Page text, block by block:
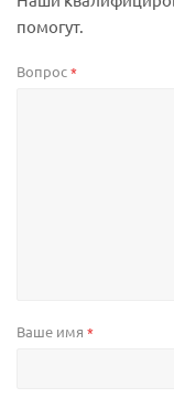
помогут.
Вопрос*
Ваше имя *